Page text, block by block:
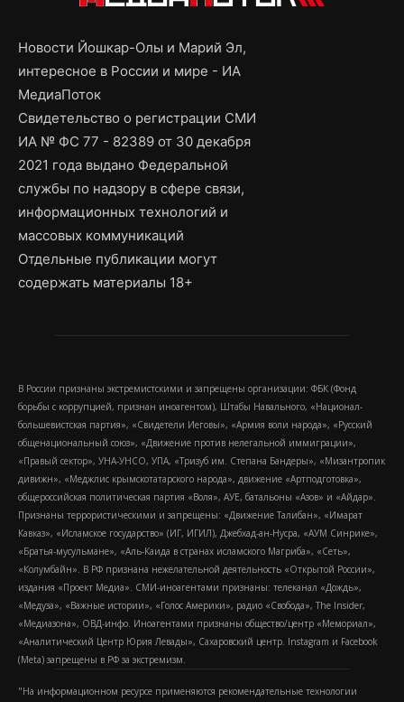
Новости Йошкар-Олы и Марий Эл,
интересное в России и мире - ИА
МедиаПоток
Свидетельство о регистрации СМИ
ИА № ФС 77 - 82389 от 30 декабря
2021 года выдано Федеральной
службы по надзору в сфере связи,
информационных технологий и
массовых коммуникаций
Отдельные публикации могут
содержать материалы 18+
В России признаны экстремистскими и запрещены организации: ФБК (Фонд
борьбы с коррупцией, признан иноагентом), Штабы Навального, «Национал-
большевистская партия», «Свидетели Иеговы», «Армия воли народа», «Русский
общенациональный союз», «Движение против нелегальной иммиграции»,
«Правый сектор», УНА-УНСО, УПА, «Тризуб им. Степана Бандеры», «Мизантропик
дивижн», «Меджлис крымскотатарского народа», движение «Артподготовка»,
общероссийская политическая партия «Воля», АУЕ, батальоны «Азов» и «Айдар».
Признаны террористическими и запрещены: «Движение Талибан», «Имарат
Кавказ», «Исламское государство» (ИГ, ИГИЛ), Джебхад-ан-Нусра, «АУМ Синрике»,
«Братья-мусульмане», «Аль-Каида в странах исламского Магриба», «Сеть»,
«Колумбайн». В РФ признана нежелательной деятельность «Открытой России»,
издания «Проект Медиа». СМИ-иноагентами признаны: телеканал «Дождь»,
«Медуза», «Важные истории», «Голос Америки», радио «Свобода», The Insider,
«Медиазона», ОВД-инфо. Иноагентами признаны общество/центр «Мемориал»,
«Аналитический Центр Юрия Левады», Сахаровский центр. Instagram и Facebook
(Metа) запрещены в РФ за экстремизм.
"На информационном ресурсе применяются рекомендательные технологии